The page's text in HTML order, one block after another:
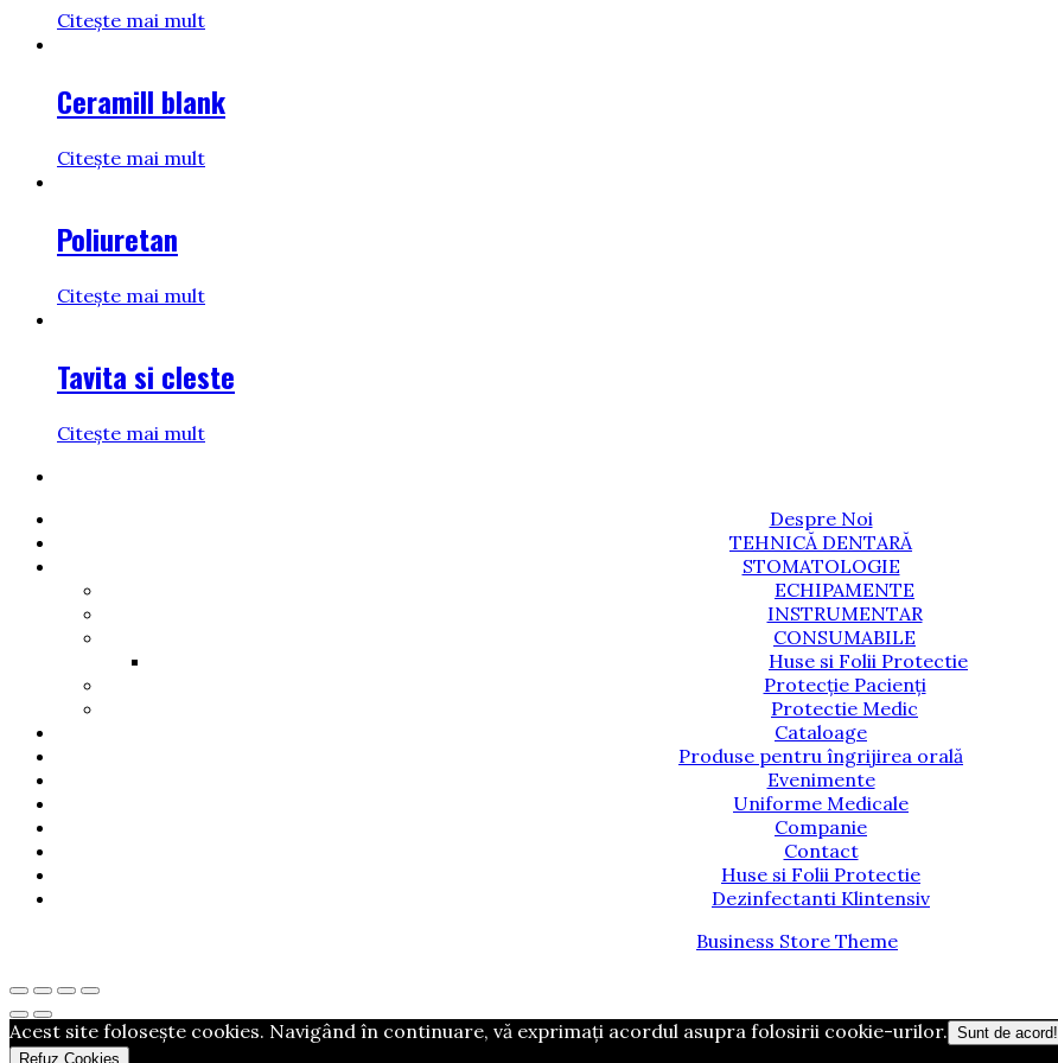
Citește mai mult
Ceramill blank
Citește mai mult
Poliuretan
Citește mai mult
Tavita si cleste
Citește mai mult
Despre Noi
TEHNICĂ DENTARĂ
STOMATOLOGIE
ECHIPAMENTE
INSTRUMENTAR
CONSUMABILE
Huse si Folii Protectie
Protecție Pacienți
Protectie Medic
Cataloage
Produse pentru îngrijirea orală
Evenimente
Uniforme Medicale
Companie
Contact
Huse si Folii Protectie
Dezinfectanti Klintensiv
Business Store Theme
Acest site folosește cookies. Navigând în continuare, vă exprimați acordul asupra folosirii cookie-urilor. Sunt de acord!
Refuz Cookies